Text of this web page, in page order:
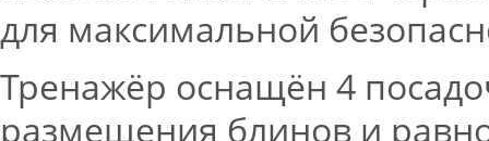
для максимальной
Тренажёр оснащён 4
размещения блинов и